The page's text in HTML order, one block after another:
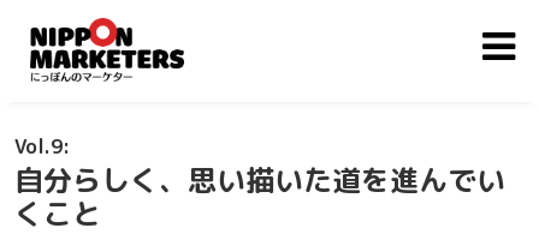
9
自分らしく、思い描いた道を進んでい
くこと